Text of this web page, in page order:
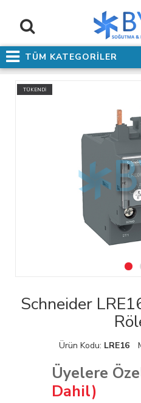
TÜM KATEGORİLER
TÜKENDİ
Schneider
Ürün Kodu: LRE16
Üyelere
Dahil)